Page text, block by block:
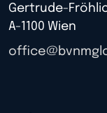
Gertrude-
A-1100 Wien